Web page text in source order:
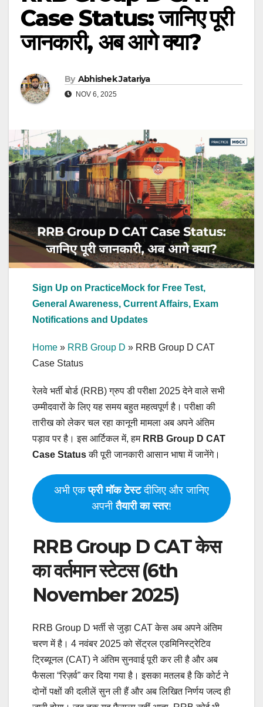
Case Status: जानिए पूरी
जानकारी, अब आगे क्या?
By Abhishek Jatariya
NOV 6, 2025
Sign Up on PracticeMock for Free Test,
General Awareness, Current Affairs, Exam
Notifications and Updates
Home » RRB Group D » RRB Group D CAT
Case Status
रेलवे भर्ती बोर्ड (RRB) ग्रुप डी परीक्षा 2025 देने वाले सभी
उम्मीदवारों के लिए यह समय बहुत महत्वपूर्ण है। परीक्षा की
तारीख को लेकर चल रहा कानूनी मामला अब अपने अंतिम
पड़ाव पर है। इस आर्टिकल में, हम RRB Group D CAT
Case Statusकी पूरी जानकारी आसान भाषा में जानेंगे।
अभी एकफ्री मॉक टेस्टदीजिए और जानिए
अपनीतैयारी का स्तर!
RRB Group D CAT केस
का वर्तमान स्टेटस (6th
November 2025)
RRB Group D भर्ती से जुड़ा CAT केस अब अपने अंतिम
चरण में है। 4 नवंबर 2025 को सेंट्रल एडमिनिस्ट्रेटिव
ट्रिब्यूनल (CAT) ने अंतिम सुनवाई पूरी कर ली है और अब
फैसला “रिज़र्व” कर दिया गया है। इसका मतलब है कि कोर्ट ने
दोनों पक्षों की दलीलें सुन ली हैं और अब लिखित निर्णय जल्द ही